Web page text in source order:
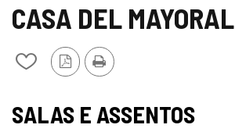
León
CASA DEL MAYORAL
Adicionar
de
meus
Versão
PDF
Imprimir
SALAS E ASSENTOS